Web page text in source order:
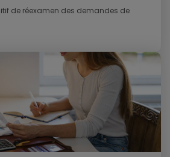
de réexamen des demandes de